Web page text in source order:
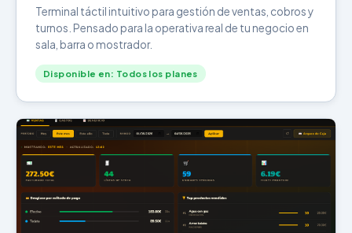
Terminal táctil intuitivo para gestión de ventas, cobros y
turnos. Pensado para la operativa real de tu negocio en
sala, barra o mostrador.
Disponible en: Todos los planes